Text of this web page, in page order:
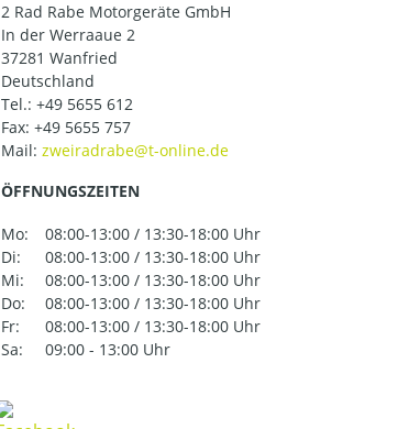
2 Rad Rabe Motorgeräte GmbH
In der Werraaue 2
37281 Wanfried
Deutschland
Tel.: +49 5655 612
Fax: +49 5655 757
Mail:
ÖFFNUNGSZEITEN
Mo:
08:00-13:00 / 13:30-18:00 Uhr
Di:
08:00-13:00 / 13:30-18:00 Uhr
Mi:
08:00-13:00 / 13:30-18:00 Uhr
Do:
08:00-13:00 / 13:30-18:00 Uhr
Fr:
08:00-13:00 / 13:30-18:00 Uhr
Sa:
09:00 - 13:00 Uhr